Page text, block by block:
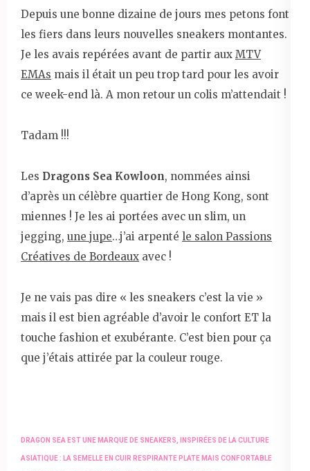
Depuis une bonne dizaine de jours mes petons font
les fiers dans leurs nouvelles sneakers montantes.
Je les avais repérées avant de partir aux MTV
EMAs mais il était un peu trop tard pour les avoir
ce week-end là. A mon retour un colis m’attendait !
Tadam !!!
Les Dragons Sea Kowloon, nommées ainsi
d’après un célèbre quartier de Hong Kong, sont
miennes ! Je les ai portées avec un slim, un
jegging, une jupe…j’ai arpenté le salon Passions
Créatives de Bordeaux avec !
Je ne vais pas dire « les sneakers c’est la vie »
mais il est bien agréable d’avoir le confort ET la
touche fashion et exubérante. C’est bien pour ça
que j’étais attirée par la couleur rouge.
DRAGON SEA EST UNE MARQUE DE SNEAKERS, INSPIRÉES DE LA CULTURE
ASIATIQUE : LA SEMELLE EN CUIR RESPIRANTE PLATE MAIS CONFORTABLE